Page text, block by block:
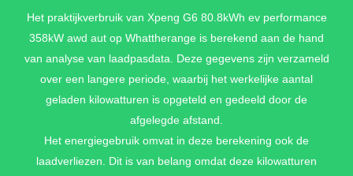
Het praktijkverbruik van Xpeng G6 80.8kWh ev performance
358kW awd aut op Whattherange is berekend aan de hand
van analyse van laadpasdata. Deze gegevens zijn verzameld
over een langere periode, waarbij het werkelijke aantal
geladen kilowatturen is opgeteld en gedeeld door de
afgelegde afstand.
Het energiegebruik omvat in deze berekening ook de
laadverliezen. Dit is van belang omdat deze kilowatturen